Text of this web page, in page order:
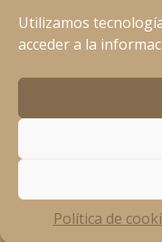
Utilizamos
acceder a la
Política de